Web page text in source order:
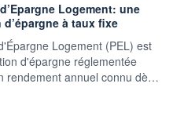
Logement: une
à taux fixe
Logement (PEL) est
d'épargne réglementée
rendement annuel connu dè…